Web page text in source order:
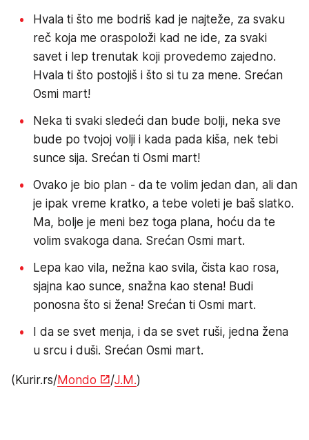
Hvala ti što me bodriš kad je najteže, za svaku
reč koja me oraspoloži kad ne ide, za svaki
savet i lep trenutak koji provedemo zajedno.
Hvala ti što postojiš i što si tu za mene. Srećan
Osmi mart!
Neka ti svaki sledeći dan bude bolji, neka sve
bude po tvojoj volji i kada pada kiša, nek tebi
sunce sija. Srećan ti Osmi mart!
Ovako je bio plan - da te volim jedan dan, ali dan
je ipak vreme kratko, a tebe voleti je baš slatko.
Ma, bolje je meni bez toga plana, hoću da te
volim svakoga dana. Srećan Osmi mart.
Lepa kao vila, nežna kao svila, čista kao rosa,
sjajna kao sunce, snažna kao stena! Budi
ponosna što si žena! Srećan ti Osmi mart.
I da se svet menja, i da se svet ruši, jedna žena
u srcu i duši. Srećan Osmi mart.
(Kurir.rs/Mondo /J.M.)